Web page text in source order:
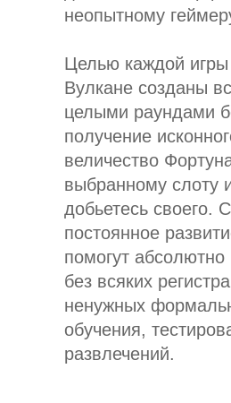
неопытному
Целью каждой
Вулкане созданы
целыми раундами
получение
величество
выбранному слоту
добьетесь своего.
постоянное
помогут
без всяких
ненужных
обучения,
развлечений.